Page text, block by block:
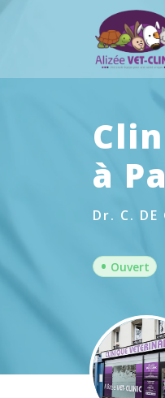
à
Dr. C. DE
• Ouvert